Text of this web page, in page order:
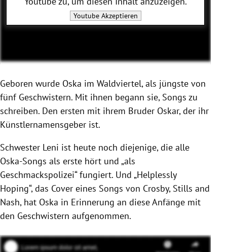
YoutubeAkzeptieren
Geboren wurde Oska im Waldviertel, als jüngste von
fünf Geschwistern. Mit ihnen begann sie, Songs zu
schreiben. Den ersten mit ihrem Bruder Oskar, der ihr
Künstlernamensgeber ist.
Schwester Leni ist heute noch diejenige, die alle
Oska-Songs als erste hört und „als
Geschmackspolizei“ fungiert. Und „Helplessly
Hoping“, das Cover eines Songs von Crosby, Stills and
Nash, hat Oska in Erinnerung an diese Anfänge mit
den Geschwistern aufgenommen.